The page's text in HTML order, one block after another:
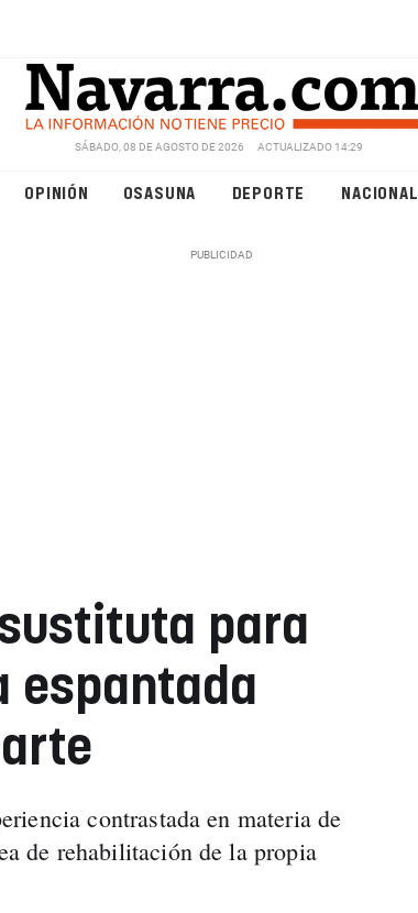
SÁBADO, 08 DE AGOSTO DE 2026 ACTUALIZADO 14:29
OPINIÓN OSASUNA DEPORTE NACIONAL
para
espantada
contrastada en materia de
de rehabilitación de la propia